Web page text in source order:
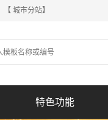
【 城市分站】
特色功能